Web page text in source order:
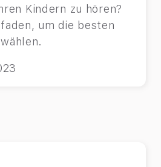
Kindern zu hören?
um die besten